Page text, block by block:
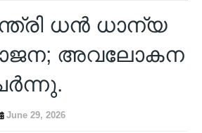
ധന്‍ ധാന്യ
അവലോകന
June 29, 2026